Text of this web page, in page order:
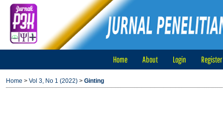
Home About Login Register
Home > Vol 3, No 1 (2022) > Ginting